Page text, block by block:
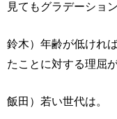
見てもグラデーショ
鈴木）年齢が低けれ
たことに対する理屈
飯田）若い世代は。